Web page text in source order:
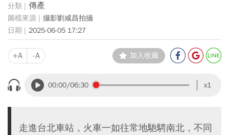
傳產
攝影劉咸昌拍攝
2025-06-05 17:27
+A -A 加入收藏
00:00/06:30 x1
走進台北車站，火車一如往常地馳騁南北，不同